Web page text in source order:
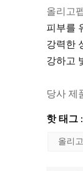
올리고
피부를
강력한
강하고
당사 제
핫 태그 :
올리